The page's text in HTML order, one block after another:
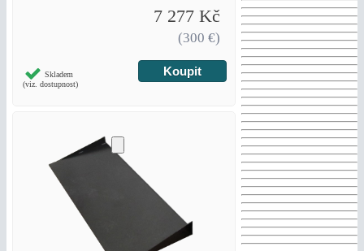
7 277 Kč
(300 €)
Skladem
(viz. dostupnost)